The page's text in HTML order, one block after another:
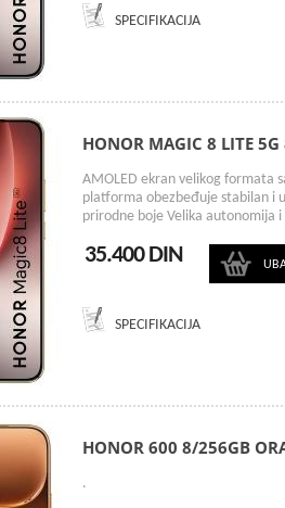
SPECIFIKACIJA
HONOR MAGIC 8 LITE
AMOLED ekran velikog formata
platforma obezbeđuje stabilan i
prirodne boje Velika autonomija
35.400 DIN
SPECIFIKACIJA
HONOR 600 8/256GB
.